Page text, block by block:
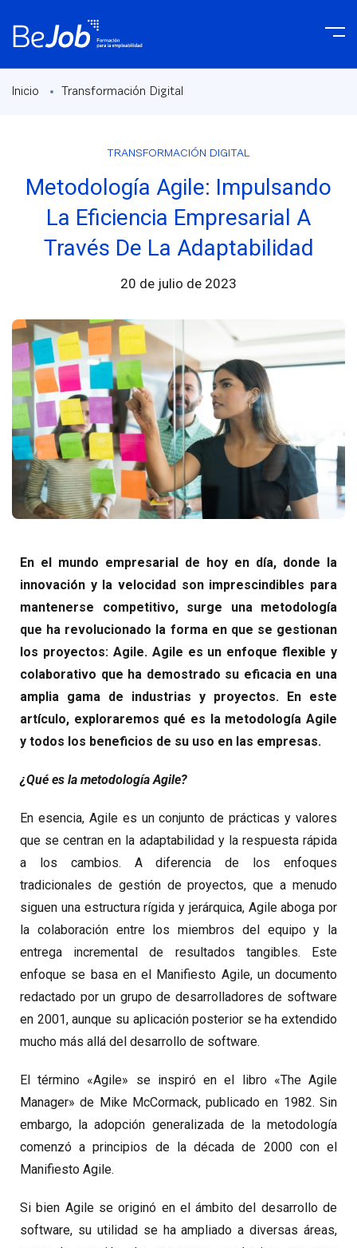
Inicio Transformación Digital
TRANSFORMACIÓN DIGITAL
Metodología Agile: Impulsando
La Eficiencia Empresarial A
Través De La Adaptabilidad
20 de julio de 2023
En el mundo empresarial de hoy en día, donde la
innovación y la velocidad son imprescindibles para
mantenerse competitivo, surge una metodología
que ha revolucionado la forma en que se gestionan
los proyectos: Agile. Agile es un enfoque flexible y
colaborativo que ha demostrado su eficacia en una
amplia gama de industrias y proyectos. En este
artículo, exploraremos qué es la metodología Agile
y todos los beneficios de su uso en las empresas.
¿Qué es la metodología Agile?
En esencia, Agile es un conjunto de prácticas y valores
que se centran en la adaptabilidad y la respuesta rápida
a los cambios. A diferencia de los enfoques
tradicionales de gestión de proyectos, que a menudo
siguen una estructura rígida y jerárquica, Agile aboga por
la colaboración entre los miembros del equipo y la
entrega incremental de resultados tangibles. Este
enfoque se basa en el Manifiesto Agile, un documento
redactado por un grupo de desarrolladores de software
en 2001, aunque su aplicación posterior se ha extendido
mucho más allá del desarrollo de software.
El término «Agile» se inspiró en el libro «The Agile
Manager» de Mike McCormack, publicado en 1982. Sin
embargo, la adopción generalizada de la metodología
comenzó a principios de la década de 2000 con el
Manifiesto Agile.
Si bien Agile se originó en el ámbito del desarrollo de
software, su utilidad se ha ampliado a diversas áreas,